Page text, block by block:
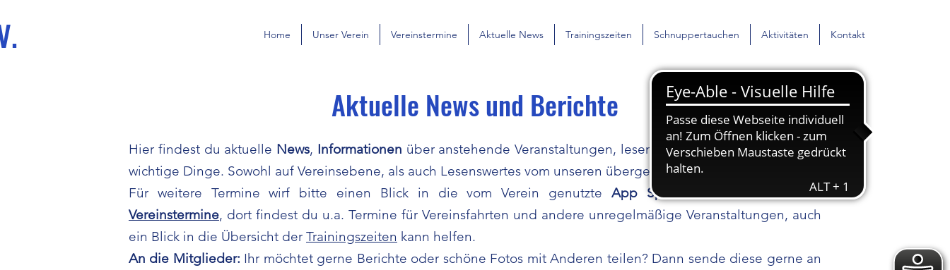
Home Unser Verein Vereinstermine Aktuelle News Trainingszeiten Schnuppertauchen Aktivitäten Kontakt
Aktuelle News und Berichte
Hier findest du aktuelle News, Informationen über anstehende Veranstaltungen, lesenswerteBerichteund andere
wichtige Dinge. Sowohl auf Vereinsebene, als auch Lesenswertes vom unseren übergeordneten Verbänden.
Für weitere Termine wirf bitte einen Blick in die vom Verein genutzte App Spond
oder auf die Seite
Vereinstermine, dort findest du u.a. Termine für Vereinsfahrten und andere unregelmäßige Veranstaltungen, auch
ein Blick in die Übersicht der Trainingszeiten kann helfen.
An die Mitglieder: Ihr möchtet gerne Berichte oder schöne Fotos mit Anderen teilen? Dann sende diese gerne an